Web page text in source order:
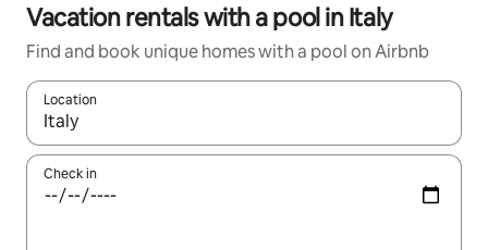
Vacation rentals with a pool in Italy
Find and book unique homes with a pool on Airbnb
Location
When results are available, navigate with up and down arrow
Check in